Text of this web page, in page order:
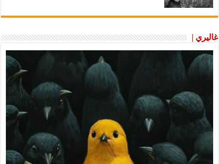
غاليري |